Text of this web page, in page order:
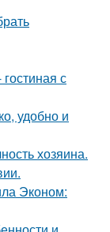
с
удобно и
хозяина.
Эконом: